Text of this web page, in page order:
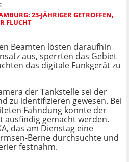
23-JÄHRIGER GETROFFEN,
FLUCHT
Beamten lösten daraufhin
aus, sperrten das Gebiet
das digitale Funkgerät zu
der Tankstelle sei der
zu identifizieren gewesen. Bei
Fahndung konnte der
ausfindig gemacht werden.
das am Dienstag eine
Berne durchsuchte und
festnahm.